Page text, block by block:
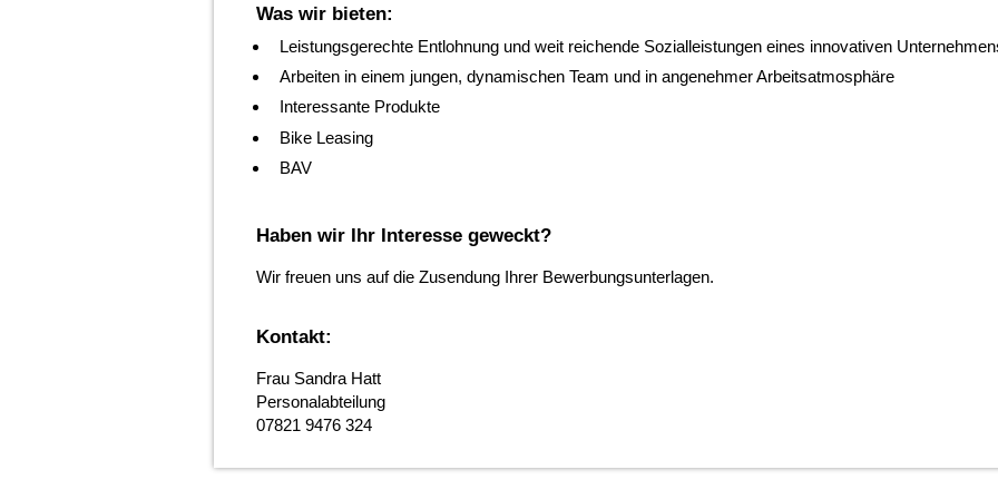
Was wir bieten:
Leistungsgerechte Entlohnung und weit reichende Sozialleistungen eines innovativen
Arbeiten in einem jungen, dynamischen Team und in angenehmer Arbeitsatmosphäre
Interessante Produkte
Bike Leasing
BAV
Haben wir Ihr Interesse geweckt?
Wir freuen uns auf die Zusendung Ihrer Bewerbungsunterlagen.
Kontakt:
Frau Sandra Hatt
Personalabteilung
07821 9476 324